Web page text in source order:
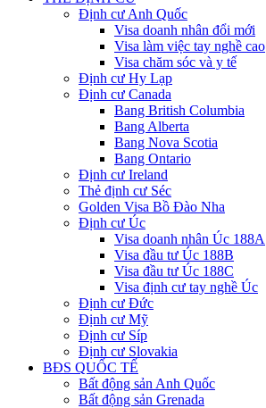
Định cư Anh Quốc
Visa doanh nhân đổi mới
Visa làm việc tay nghề cao
Visa chăm sóc và y tế
Định cư Hy Lạp
Định cư Canada
Bang British Columbia
Bang Alberta
Bang Nova Scotia
Bang Ontario
Định cư Ireland
Thẻ định cư Séc
Golden Visa Bồ Đào Nha
Định cư Úc
Visa doanh nhân Úc 188A
Visa đầu tư Úc 188B
Visa đầu tư Úc 188C
Visa định cư tay nghề Úc
Định cư Đức
Định cư Mỹ
Định cư Síp
Định cư Slovakia
BĐS QUỐC TẾ
Bất động sản Anh Quốc
Bất động sản Grenada